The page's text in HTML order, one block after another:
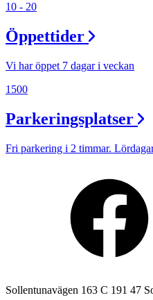
Magasin
Tryggare handel
Parkering
10 - 20
Öppettider
Vi har öppet 7 dagar i veckan
1500
Parkeringsplatser
Fri parkering i 2 timmar.
Sollentunavägen 163 C 191 47